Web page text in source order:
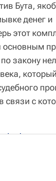
Бута,
денег и
этот
основным
закону
связи с